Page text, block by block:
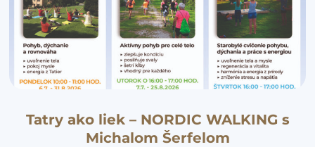
Tatry ako liek – NORDIC WALKING s
Michalom Šerfelom